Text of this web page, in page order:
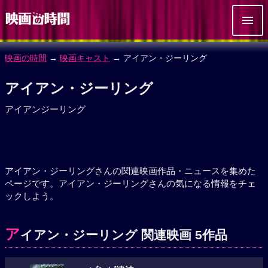
映画の時間 → 映画キャスト → アイアン・ジーリング
アイアン・ジーリング
アイアンジーリング
アイアン・ジーリングさんの関連映画作品・ニュースを集めた
ページです。アイアン・ジーリングさんの気になる情報をチェ
ックしよう。
アイアン・ジーリング 関連映画 5作品